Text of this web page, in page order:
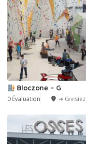
Bloczone – G
0 Évaluation ➔ Givisiez